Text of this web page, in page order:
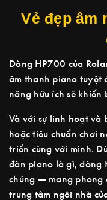
Vẻ đẹp âm
Dòng HP700 của
âm thanh piano tuyệt
năng hữu ích sẽ
Và với sự linh hoạt và
hoặc tiêu chuẩn chơi
triển cùng với mình.
đàn piano là gì, dòng
chúng — mang phong
trung tâm ngôi nhà